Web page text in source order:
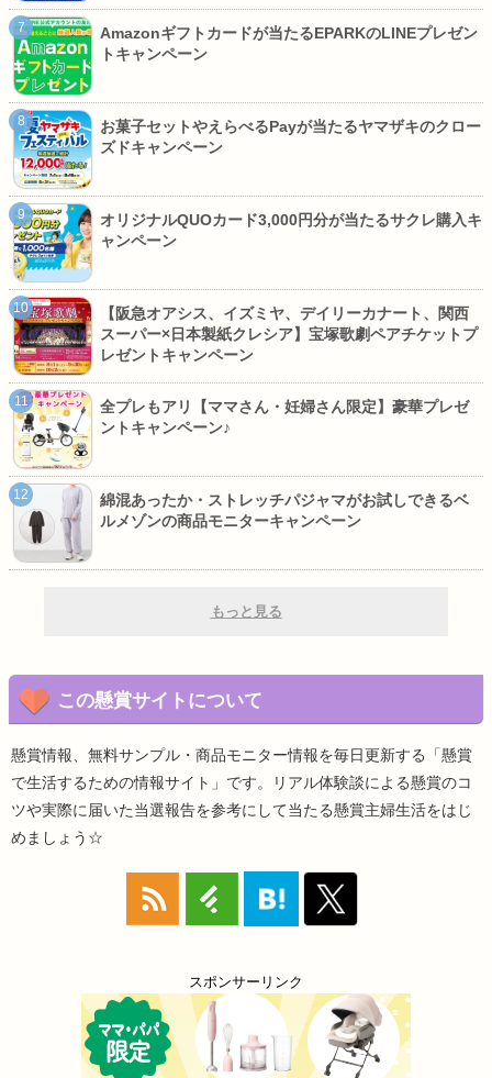
Amazonギフトカードが当たるEPARKのLINEプレゼン
トキャンペーン
お菓子セットやえらべるPayが当たるヤマザキのクロー
ズドキャンペーン
オリジナルQUOカード3,000円分が当たるサクレ購入キ
ャンペーン
【阪急オアシス、イズミヤ、デイリーカナート、関西
スーパー×日本製紙クレシア】宝塚歌劇ペアチケットプ
レゼントキャンペーン
全プレもアリ【ママさん・妊婦さん限定】豪華プレゼ
ントキャンペーン♪
綿混あったか・ストレッチパジャマがお試しできるベ
ルメゾンの商品モニターキャンペーン
もっと見る
この懸賞サイトについて
懸賞情報、無料サンプル・商品モニター情報を毎日更新する「懸賞
で生活するための情報サイト」です。リアル体験談による懸賞のコ
ツや実際に届いた当選報告を参考にして当たる懸賞主婦生活をはじ
めましょう☆
スポンサーリンク